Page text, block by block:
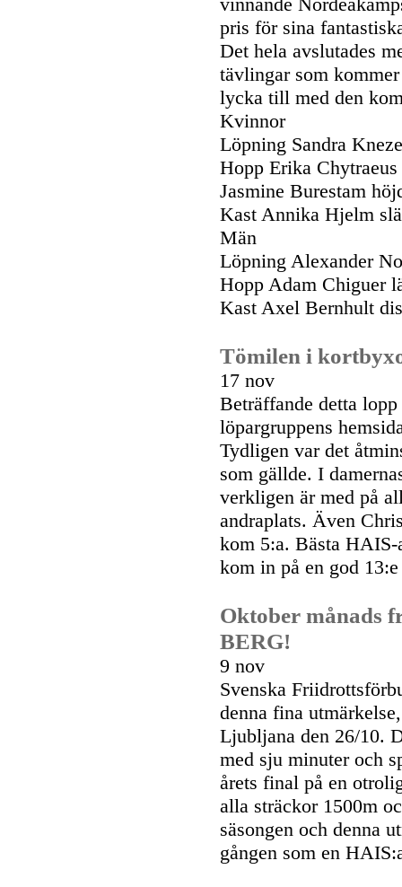
pris för sina
Det hela avslutades
tävlingar som
lycka till med den
Kvinnor
Löpning Sandra
Hopp Erika
Jasmine Burestam
Kast Annika Hjelm
Män
Löpning Alexander
Hopp Adam Chiguer
Kast Axel Bernhult
Tömilen i
17 nov
Beträffande detta
löpargruppens
Tydligen var det
som gällde. I
verkligen är med på
andraplats. Även
kom 5:a. Bästa
kom in på en god
Oktober månads
BERG!
9 nov
Svenska
denna fina
Ljubljana den 26/10.
med sju minuter och
årets final på en
alla sträckor 1500m
säsongen och denna
gången som en